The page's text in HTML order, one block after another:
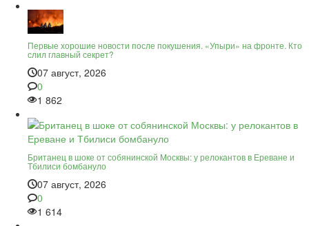
Первые хорошие новости после покушения. «Упыри» на фронте. Кто
слил главный секрет?
07 август, 2026
0
1 862
Британец в шоке от собянинской Москвы: у релокантов в Ереване и
Тбилиси бомбануло
07 август, 2026
0
1 614